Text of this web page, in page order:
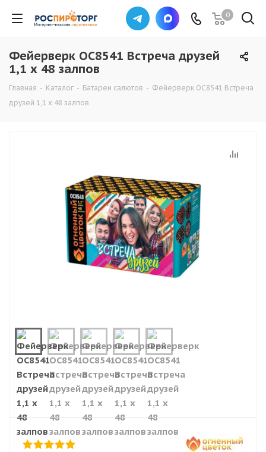
0
Фейерверк ОС8541 Встреча друзей
1,1 х 48 залпов
Главная - Каталог - Батареи салютов - Фейерверк ОС8541 Встреча
друзей 1,1 х 48 залпов